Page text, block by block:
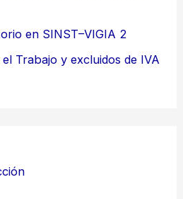
en SINST–VIGIA 2
Trabajo y excluidos de IVA